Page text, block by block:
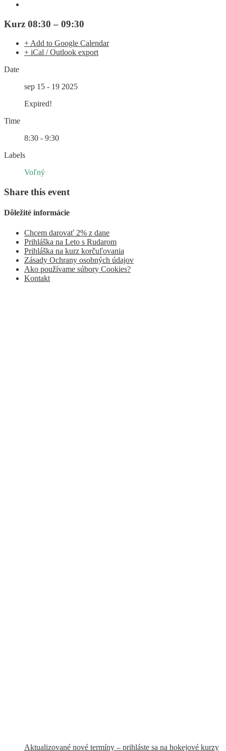
Kurz 08:30 – 09:30
+ Add to Google Calendar
+ iCal / Outlook export
Date
sep 15 - 19 2025
Expired!
Time
8:30 - 9:30
Labels
Voľný
Share this event
Dôležité informácie
Chcem darovať 2% z dane
Prihláška na Leto s Rudarom
Prihláška na kurz korčuľovania
Zásady Ochrany osobných údajov
Ako používame súbory Cookies?
Kontakt
Aktualizované nové termíny – prihláste sa na hokejové kurzy